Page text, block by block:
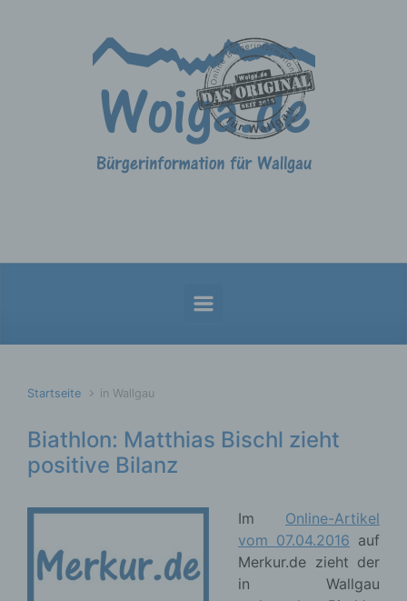
Startseite in Wallgau
Biathlon: Matthias Bischl zieht
positive Bilanz
Im Online-Artikel
vom 07.04.2016 auf
Merkur.de zieht der
in Wallgau